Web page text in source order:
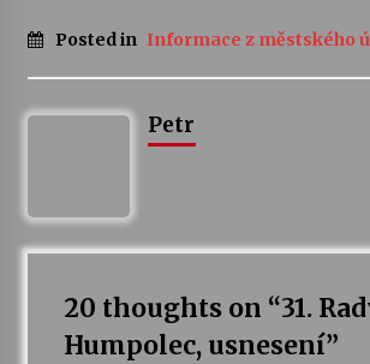
Letní koncerty ve
28. 7. 2026
Letní koncerty ve
22. 7. 2026
Posted in Informace z městského
Petr
20 thoughts on “31.
Humpolec, usnesení”